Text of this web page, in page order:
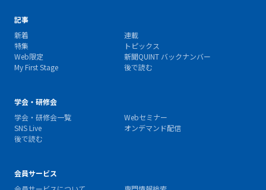
記事
新着
連載
特集
トピックス
Web限定
新聞QUINT バックナンバー
My First Stage
後で読む
学会・研修会
学会・研修会一覧
Webセミナー
SNS Live
オンデマンド配信
後で読む
会員サービス